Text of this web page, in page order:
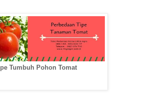
Tumbuh Pohon Tomat